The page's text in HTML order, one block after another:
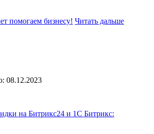
Читать дальше
08.12.2023
на Битрикс24 и 1С Битрикс: